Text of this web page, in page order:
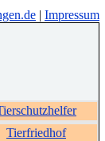
| Impressum
Tierfriedhof